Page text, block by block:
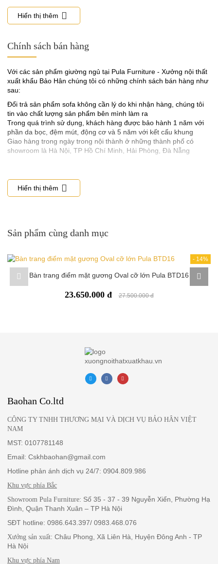
Giường ngủ đệm da hiện đại Pula PB07 viền vàng
tích cực.
Pula PB07 toàn quốc. Quý khách hàng có nhu cầu về sản phẩm,
vui lòng liên hệ Pula Furniture để nhận được hỗ trợ sớm nhất.
- Phần giát giường là gỗ sồi dày bản, không cong vênh mối mọt
2. Chất lượng đệm mút giường ngủ phải có độ dày và đàn hồi tốt
không bạn hãy kiểm tra ngay tại chỗ bán hàng. Đối với dòng đệm
mút tốt thì độ dày của nó phải đạt 5cm tối thiểu theo tiêu chuẩn
- Hiện nay mút tốt để dùng cho giường ngủ bọc đệm là D40 loại
này có độ co dãn và độ đàn hồi tốt cũng như độ dày đúng tiêu
K35, hoặc thấp hơn.
3. Chất liệu bọc giường ngủ cao cấp phải được nhập khẩu
- Chất liệu tốt để bọc đối với giường ngủ cao cấp khi sử dụng chất
liệu da để bọc là phải dòng da thật, da Microfiber, Carola dung
dòng nhập khẩu của các nước tiên tiến như Anh, Pháp, Bỉ, Hàn
Quốc.
Hiển thị thêm
Chính sách bán hàng
Với các sản phẩm giường ngủ tại Pula Furniture - Xưởng nội thất
xuất khẩu Bảo Hân chúng tôi có những chính sách bán hàng như
sau:
Đổi trả sản phẩm sofa không cần lý do khi nhận hàng, chúng tôi
tin vào chất lượng sản phẩm bên mình làm ra
Trong quá trình sử dụng, khách hàng được bảo hành 1 năm với
phần da bọc, đệm mút, động cơ và 5 năm với kết cấu khung
Giao hàng trong ngày trong nội thành ở những thành phố có
showroom là Hà Nội, TP Hồ Chí Minh, Hải Phòng, Đà Nẵng
Hiển thị thêm
Sản phẩm cùng danh mục
- 14%
Bàn trang điểm mặt gương Oval cỡ lớn Pula BTD16
23.650.000 đ 27.500.000 đ
Baohan Co.ltd
CÔNG TY TNHH THƯƠNG MẠI VÀ DỊCH VỤ BẢO HÂN VIỆT
NAM
MST: 0107781148
Email: Cskhbaohan@gmail.com
Hotline phản ánh dịch vụ 24/7: 0904.809.986
Khu vực phía Bắc
Showroom Pula Furniture: Số 35 - 37 - 39 Nguyễn Xiển, Phường Hạ
Đình, Quận Thanh Xuân – TP Hà Nội
SĐT hotline: 0986.643.397/ 0983.468.076
Xưởng sản xuất: Châu Phong, Xã Liên Hà, Huyện Đông Anh - TP
Hà Nội
Khu vực phía Nam